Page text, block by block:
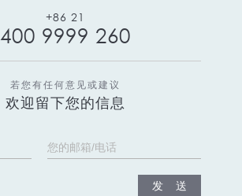
+86 21
400 9999 260
若您有任何意见或建议
欢迎留下您的信息